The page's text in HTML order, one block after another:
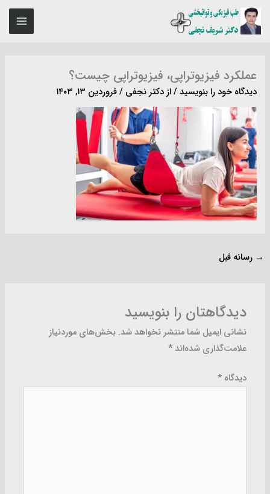
پرش
عملکرد فیزیوتراپی، فیزیوتراپی چیست؟
دیدگاه‌ خود را بنویسید/ ازدکتر نجفی/فروردین ۱۳, ۱۴۰۳
→ رسانه قبل
دیدگاهتان را بنویسید
نشانی ایمیل شما منتشر نخواهد شد. بخش‌های موردنیاز
علامت‌گذاری شده‌اند*
دیدگاه*